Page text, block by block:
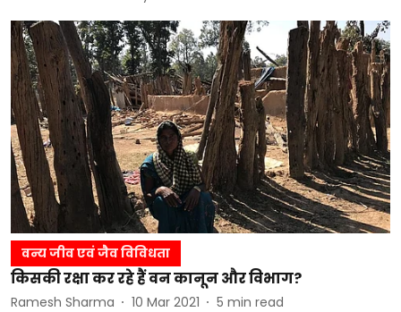
वन्य जीव एवं जैव विविधता
किसकी रक्षा कर रहे हैं वन कानून और विभाग?
Ramesh Sharma 10 Mar 2021 5 min read